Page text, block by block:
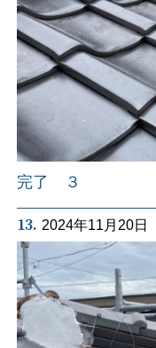
完了 ３
13. 2024年11月20日